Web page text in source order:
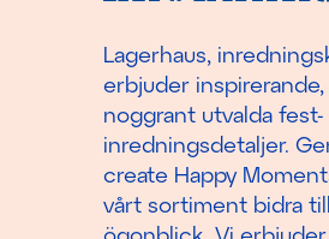
Lagerhaus,
erbjuder
noggrant utvalda
inredningsdetaljer.
create Happy
vårt sortiment bidra